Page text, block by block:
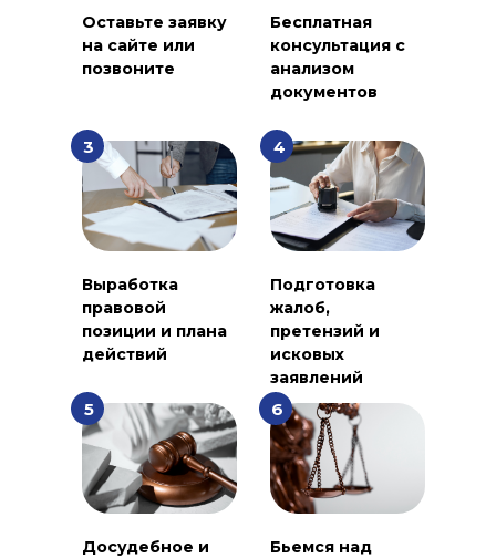
Оставьте заявку
на сайте или
позвоните
Бесплатная
консультация с
анализом
документов
Выработка
правовой
позиции и плана
действий
Подготовка
жалоб,
претензий и
исковых
заявлений
Досудебное и
Бьемся над
3 4
5 6